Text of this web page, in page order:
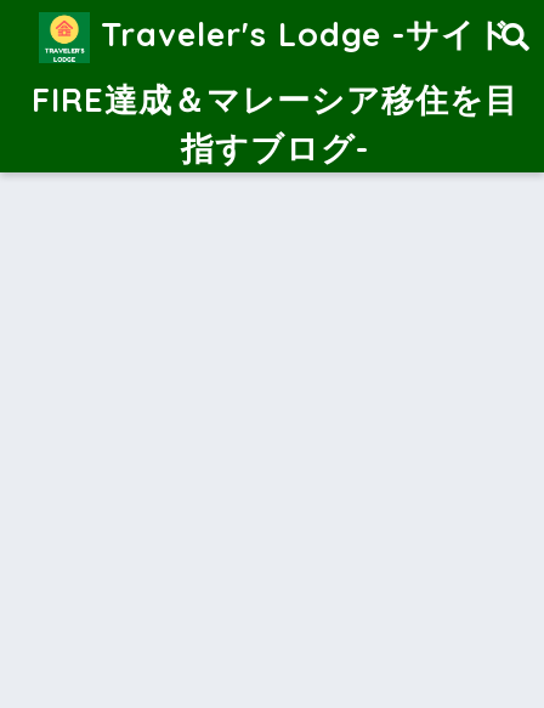
Traveler's Lodge -サイド
FIRE達成＆マレーシア移住を目
指すブログ-